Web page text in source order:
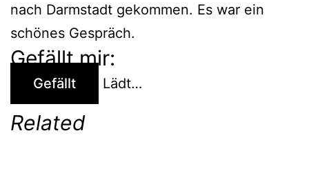
nach Darmstadt gekommen. Es war ein
schönes Gespräch.
Gefällt mir:
Gefällt Lädt…
Related